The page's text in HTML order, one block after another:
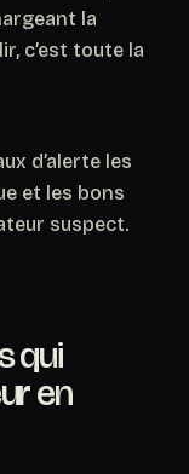
la
c’est toute la
d’alerte les
et les bons
suspect.
qui
en